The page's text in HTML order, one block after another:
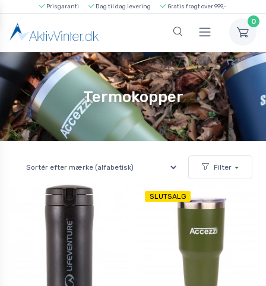
Prisgaranti Dag til dag levering Gratis fragt over 999,-
0
Termokopper
Filter
SLUTSALG